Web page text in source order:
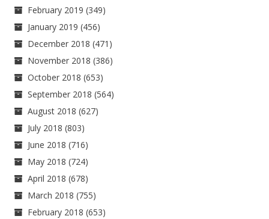
February 2019 (349)
January 2019 (456)
December 2018 (471)
November 2018 (386)
October 2018 (653)
September 2018 (564)
August 2018 (627)
July 2018 (803)
June 2018 (716)
May 2018 (724)
April 2018 (678)
March 2018 (755)
February 2018 (653)